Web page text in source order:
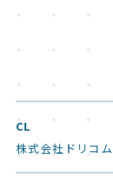
会社概要
CL
株式会社ドリコ